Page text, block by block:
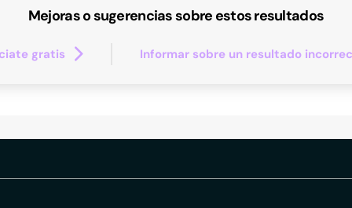
Mejoras o sugerencias sobre estos resultados
gratis Informar sobre un resultado